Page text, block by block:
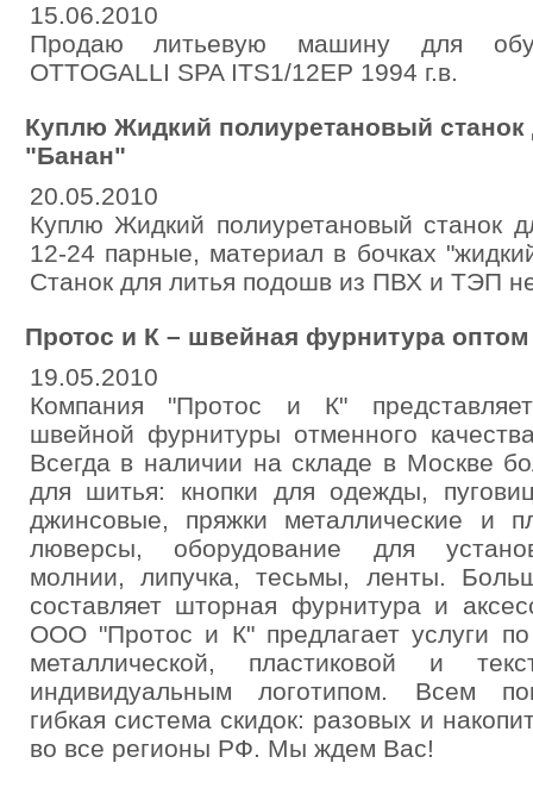
15.06.2010
Продаю литьевую машину для
OTTOGALLI SPA ITS1/12EP 1994 г.в.
Куплю Жидкий полиуретановый
"Банан"
20.05.2010
Куплю Жидкий полиуретановый станок
12-24 парные, материал в бочках
Станок для литья подошв из ПВХ и ТЭП
Протос и К – швейная фурнитура
19.05.2010
Компания "Протос и К"
швейной фурнитуры отменного
Всегда в наличии на складе в Москве
для шитья: кнопки для одежды,
джинсовые, пряжки металлические и
люверсы, оборудование для
молнии, липучка, тесьмы, ленты.
составляет шторная фурнитура и
ООО "Протос и К" предлагает услуги по
металлической, пластиковой и
индивидуальным логотипом. Всем
гибкая система скидок: разовых и
во все регионы РФ. Мы ждем Вас!